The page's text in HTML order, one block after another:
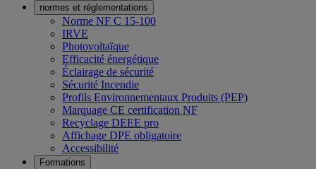
normes et réglementations
Norme NF C 15-100
IRVE
Photovoltaïque
Efficacité énergétique
Éclairage de sécurité
Sécurité Incendie
Profils Environnementaux Produits (PEP)
Marquage CE certification NF
Recyclage DEEE pro
Affichage DPE obligatoire
Accessibilité
Formations